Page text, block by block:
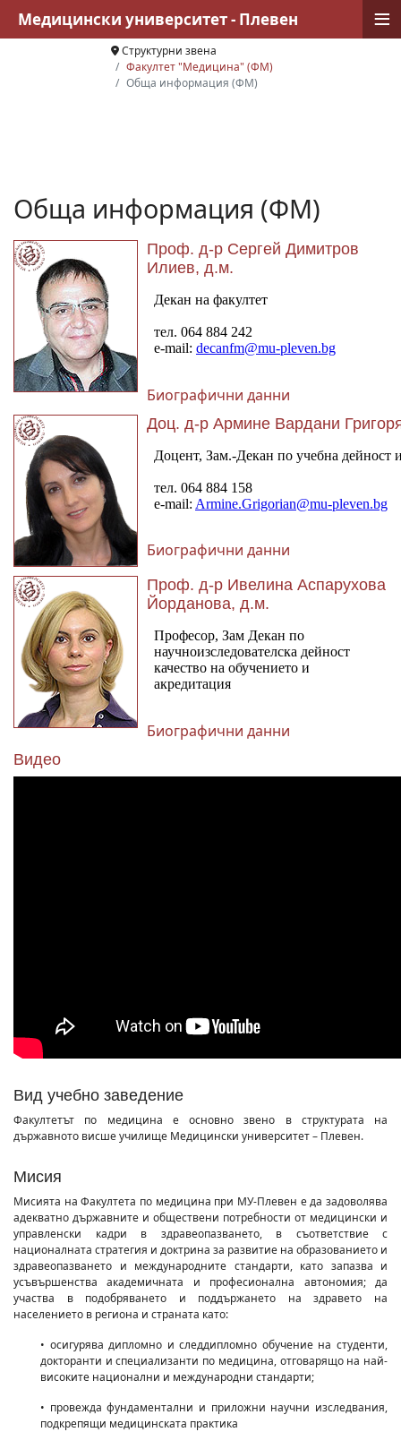
Структурни звена
Факултет "Медицина" (ФМ)
Обща информация (ФМ)
Обща информация (ФМ)
Проф. д-р Сергей Димитров
Илиев, д.м.
Биографични данни
Доц. д-р Армине Вардани
Биографични данни
Проф. д-р Ивелина Аспарухова
Йорданова, д.м.
Биографични данни
Видео
Вид учебно заведение
Факултетът по медицина е основно звено в структурата на
държавното висше училище Медицински университет – Плевен.
Мисия
Мисията на Факултета по медицина при МУ-Плевен е да задоволява
адекватно държавните и обществени потребности от медицински и
управленски кадри в здравеопазването, в съответствие с
националната стратегия и доктрина за развитие на образованието и
здравеопазването и международните стандарти, като запазва и
усъвършенства академичната и професионална автономия; да
участва в подобряването и поддържането на здравето на
населението в региона и страната като:
• осигурява дипломно и следдипломно обучение на студенти,
докторанти и специализанти по медицина, отговарящо на най-
високите национални и международни стандарти;
• провежда фундаментални и приложни научни изследвания,
подкрепящи медицинската практика
Медицински университет - Плевен ≡